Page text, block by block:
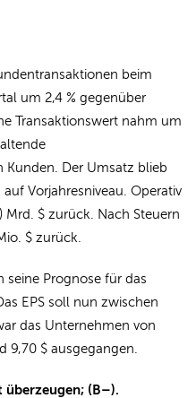
beim
um 2,4 % gegenüber
Transaktionswert nahm um
Kunden. Der Umsatz blieb
Vorjahresniveau. Operativ
Mrd. $ zurück. Nach Steuern
$ zurück.
seine Prognose für das
EPS soll nun zwischen
das Unternehmen von
9,70 $ ausgegangen.
überzeugen; (B–).